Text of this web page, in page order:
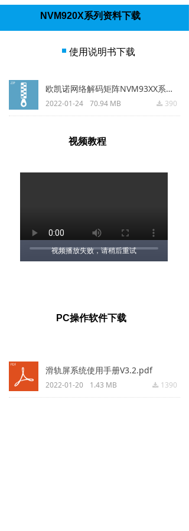
滑轨屏系统使用手册V3.2.pdf
끂 1390
2022-01-20 1.43 MB
PC操作软件下载
NVM920X系列资料下载
使用说明书下载
欧凯诺网络解码矩阵NVM93XX系列操作软件.zip
끂 390
2022-01-24 70.94 MB
视频教程
视频播放失败，请稍后重试